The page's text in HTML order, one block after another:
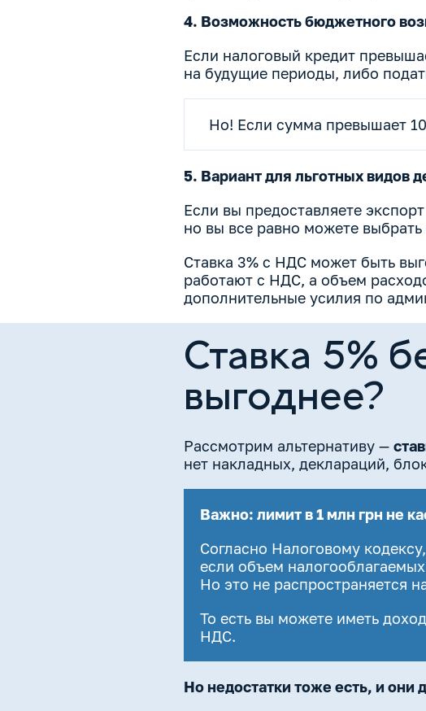
4. Возможность бюджетного
Если налоговый кредит
на будущие периоды, либо
Но! Если сумма превышает
5. Вариант для льготных видов
Если вы предоставляете
но вы все равно можете
Ставка 3% с НДС может быть
работают с НДС, а объем
дополнительные усилия по
Ставка 5%
выгоднее?
Рассмотрим альтернативу —
нет накладных, деклараций,
Важно: лимит в 1 млн грн не
Согласно Налоговому
если объем
Но это не распространяется
То есть вы можете иметь
НДС.
Но недостатки тоже есть, и они